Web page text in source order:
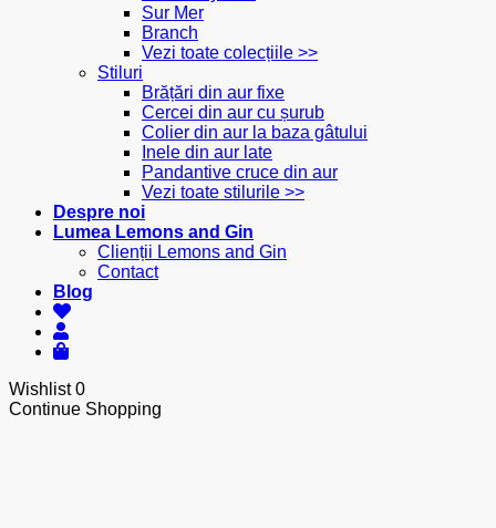
Sur Mer
Branch
Vezi toate colecțiile >>
Stiluri
Brățări din aur fixe
Cercei din aur cu șurub
Colier din aur la baza gâtului
Inele din aur late
Pandantive cruce din aur
Vezi toate stilurile >>
Despre noi
Lumea Lemons and Gin
Clienții Lemons and Gin
Contact
Blog
Wishlist0
Continue Shopping